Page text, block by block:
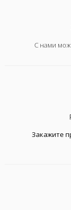
С нами
Закажите